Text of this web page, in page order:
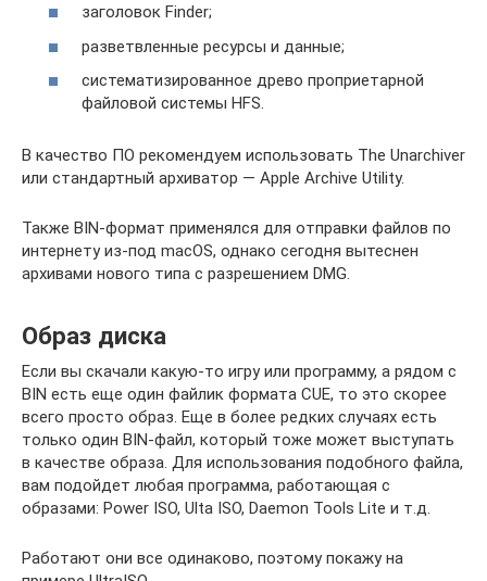
заголовок Finder;
разветвленные ресурсы и данные;
систематизированное древо проприетарной
файловой системы HFS.
В качество ПО рекомендуем использовать The Unarchiver
или стандартный архиватор — Apple Archive Utility.
Также BIN-формат применялся для отправки файлов по
интернету из-под macOS, однако сегодня вытеснен
архивами нового типа с разрешением DMG.
Образ диска
Если вы скачали какую-то игру или программу, а рядом с
BIN есть еще один файлик формата CUE, то это скорее
всего просто образ. Еще в более редких случаях есть
только один BIN-файл, который тоже может выступать
в качестве образа. Для использования подобного файла,
вам подойдет любая программа, работающая с
образами: Power ISO, Ulta ISO, Daemon Tools Lite и т.д.
Работают они все одинаково, поэтому покажу на